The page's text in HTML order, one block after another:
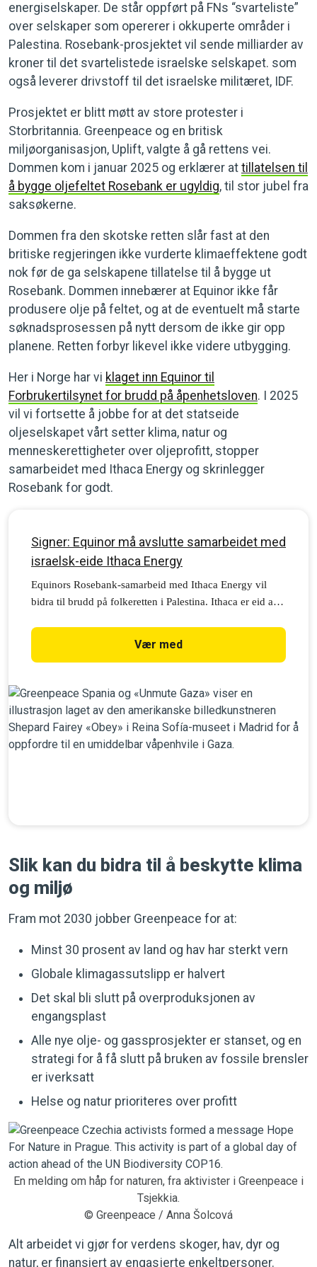
energiselskaper. De står oppført på FNs “svarteliste”
over selskaper som opererer i okkuperte områder i
Palestina. Rosebank-prosjektet vil sende milliarder av
kroner til det svartelistede israelske selskapet. som
også leverer drivstoff til det israelske militæret, IDF.
Prosjektet er blitt møtt av store protester i
Storbritannia. Greenpeace og en britisk
miljøorganisasjon, Uplift, valgte å gå rettens vei.
Dommen kom i januar 2025 og erklærer at tillatelsen til
å bygge oljefeltet Rosebank er ugyldig, til stor jubel fra
saksøkerne.
Dommen fra den skotske retten slår fast at den
britiske regjeringen ikke vurderte klimaeffektene godt
nok før de ga selskapene tillatelse til å bygge ut
Rosebank. Dommen innebærer at Equinor ikke får
produsere olje på feltet, og at de eventuelt må starte
søknadsprosessen på nytt dersom de ikke gir opp
planene. Retten forbyr likevel ikke videre utbygging.
Her i Norge har vi klaget inn Equinor til
Forbrukertilsynet for brudd på åpenhetsloven. I 2025
vil vi fortsette å jobbe for at det statseide
oljeselskapet vårt setter klima, natur og
menneskerettigheter over oljeprofitt, stopper
samarbeidet med Ithaca Energy og skrinlegger
Rosebank for godt.
Signer: Equinor må avslutte samarbeidet med
israelsk-eide Ithaca Energy
Equinors Rosebank-samarbeid med Ithaca Energy vil
bidra til brudd på folkeretten i Palestina. Ithaca er eid av
Vær med
Slik kan du bidra til å beskytte klima
og miljø
Fram mot 2030 jobber Greenpeace for at:
Minst 30 prosent av land og hav har sterkt vern
Globale klimagassutslipp er halvert
Det skal bli slutt på overproduksjonen av
engangsplast
Alle nye olje- og gassprosjekter er stanset, og en
strategi for å få slutt på bruken av fossile brensler
er iverksatt
Helse og natur prioriteres over profitt
En melding om håp for naturen, fra aktivister i Greenpeace i
Tsjekkia.
© Greenpeace / Anna Šolcová
Alt arbeidet vi gjør for verdens skoger, hav, dyr og
natur, er finansiert av engasjerte enkeltpersoner.